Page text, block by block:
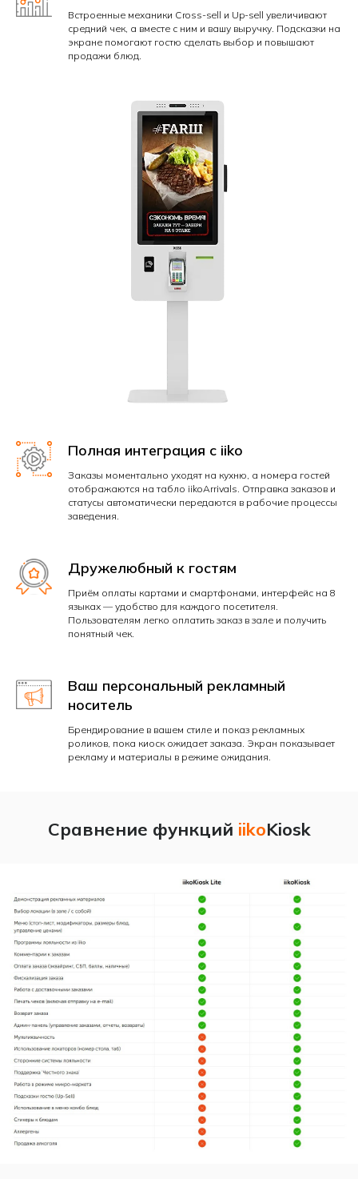
Встроенные механики Cross-sell и Up-sell увеличивают
средний чек, а вместе с ним и вашу выручку. Подсказки на
экране помогают гостю сделать выбор и повышают
продажи блюд.
Полная интеграция с iiko
Заказы моментально уходят на кухню, а номера гостей
отображаются на табло iikoArrivals. Отправка заказов и
статусы автоматически передаются в рабочие процессы
заведения.
Дружелюбный к гостям
Приём оплаты картами и смартфонами, интерфейс на 8
языках — удобство для каждого посетителя.
Пользователям легко оплатить заказ в зале и получить
понятный чек.
Ваш персональный рекламный
носитель
Брендирование в вашем стиле и показ рекламных
роликов, пока киоск ожидает заказа. Экран показывает
рекламу и материалы в режиме ожидания.
Сравнение функций iikoKiosk